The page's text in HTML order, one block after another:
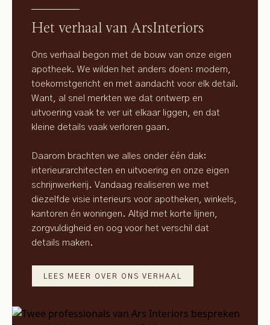
Het verhaal van ArsInteriors
Ons verhaal begon met de bouw van onze eigen
apotheek. We wilden het anders doen: modern,
toekomstgericht en met aandacht voor elk detail.
Want, al snel merkten we dat ontwerp en
uitvoering vaak te ver uit elkaar liggen, en dat
kleine details vaak verloren gaan.
Daarom brachten we alles onder één dak:
interieurarchitecten en uitvoering en onze eigen
schrijnwerkerij. Vandaag realiseren we met
diezelfde visie interieurs voor apotheken, winkels,
kantoren én woningen. Altijd met korte lijnen,
zorgvuldigheid en oog voor het verschil dat
details maken.
LEES MEER OVER ONS VERHAAL